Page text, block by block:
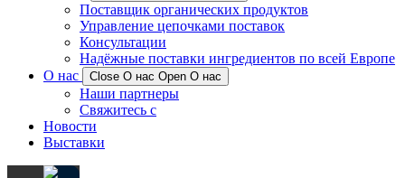
Поставщик органических продуктов
Управление цепочками поставок
Консультации
Надёжные поставки ингредиентов по всей Европе
О нас
Close О нас Open О нас
Наши партнеры
Свяжитесь с
Новости
Выставки